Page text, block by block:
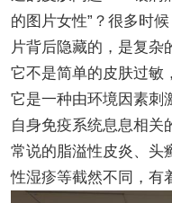
的图片女性”？很多时
片背后隐藏的，是复杂
它不是简单的皮肤过敏
它是一种由环境因素刺
自身免疫系统息息相关
常说的脂溢性皮炎、头
性湿疹等截然不同，有